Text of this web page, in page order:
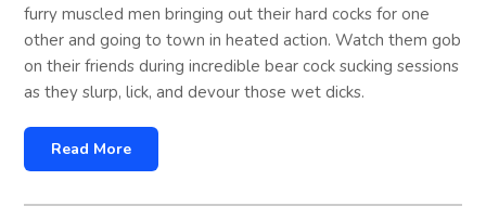
furry muscled men bringing out their hard cocks for one
other and going to town in heated action. Watch them gob
on their friends during incredible bear cock sucking sessions
as they slurp, lick, and devour those wet dicks.
Read More